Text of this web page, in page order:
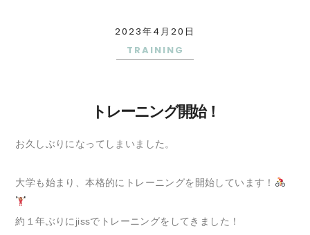
2023年4月20日
TRAINING
トレーニング開始！
お久しぶりになってしまいました。
大学も始まり、本格的にトレーニングを開始しています！
約１年ぶりにjissでトレーニングをしてきました！